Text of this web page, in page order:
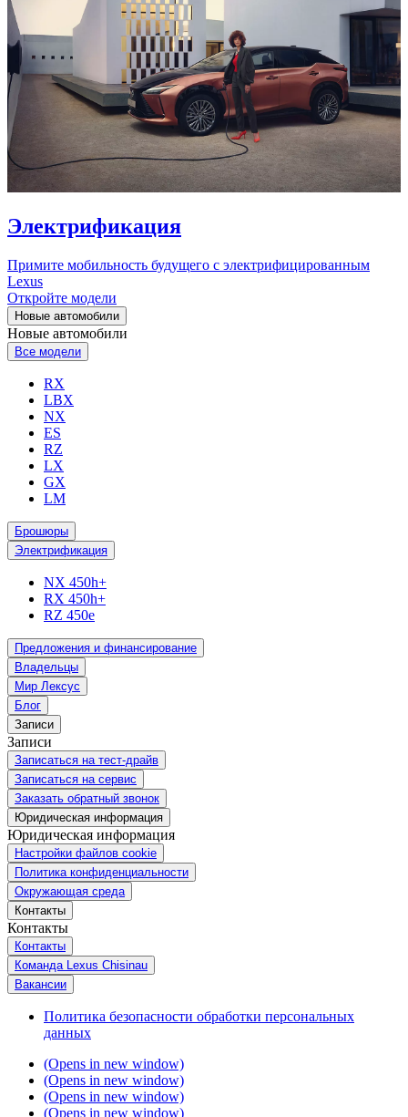
Электрификация
Примите мобильность будущего с электрифицированным
Lexus
Откройте модели
Новые автомобили
Новые автомобили
Все модели
RX
LBX
NX
ES
RZ
LX
GX
LM
Брошюры
Электрификация
NX 450h+
RX 450h+
RZ 450e
Предложения и финансирование
Владельцы
Мир Лексус
Блог
Записи
Записи
Записаться на тест-драйв
Записаться на сервис
Заказать обратный звонок
Юридическая информация
Юридическая информация
Настройки файлов cookie
Политика конфиденциальности
Окружающая среда
Контакты
Контакты
Контакты
Команда Lexus Chisinau
Вакансии
Политика безопасности обработки персональных
данных
(Opens in new window)
(Opens in new window)
(Opens in new window)
(Opens in new window)